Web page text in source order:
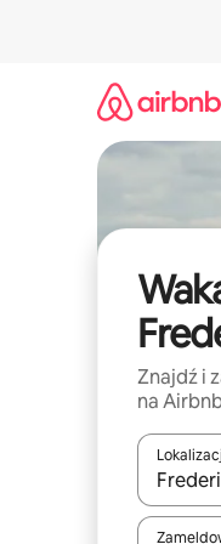
Znajdź i
na
Gdy